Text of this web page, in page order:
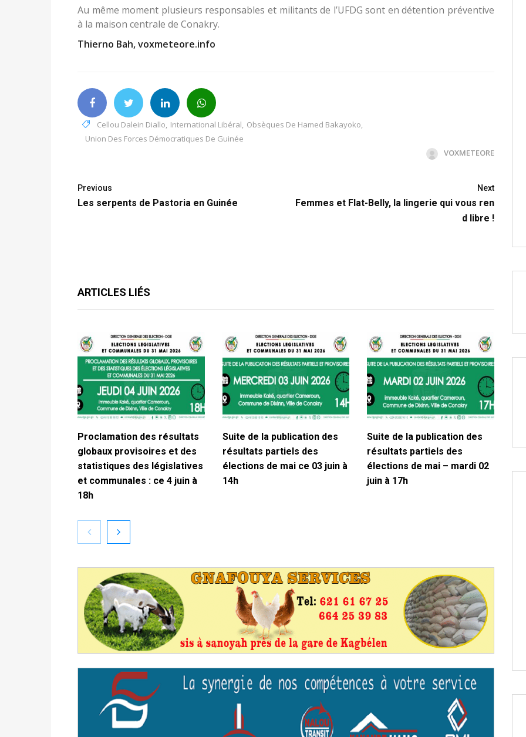
Au même moment plusieurs responsables et militants de l’UFDG sont en détention préventive
à la maison centrale de Conakry.
Thierno Bah, voxmeteore.info
Cellou Dalein Diallo, International Libéral, Obsèques De Hamed Bakayoko,
Union Des Forces Démocratiques De Guinée
VOXMETEORE
Previous
Les serpents de Pastoria en Guinée
Next
Femmes et Flat-Belly, la lingerie qui vous ren
d libre !
ARTICLES LIÉS
Proclamation des résultats
globaux provisoires et des
statistiques des législatives
et communales : ce 4 juin à
18h
Suite de la publication des
résultats partiels des
élections de mai ce 03 juin à
14h
Suite de la publication des
résultats partiels des
élections de mai – mardi 02
juin à 17h